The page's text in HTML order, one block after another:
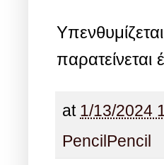
at 1/13/2024
Pencil Pencil